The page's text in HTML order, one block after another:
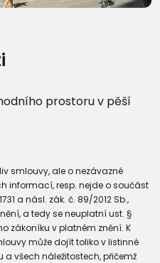
prostoru v pěší
smlouvy, ale o nezávazné
informací, resp. nejde o součást
a násl. zák. č. 89/2012 Sb.,
a tedy se neuplatní ust. §
zákoníku v platném znění. K
může dojít toliko v listinné
všech náležitostech, přičemž